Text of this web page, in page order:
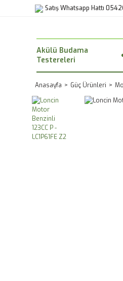
Satış Whatsapp Hattı
Akülü Budama
Testereleri
Anasayfa Güç Ürünleri